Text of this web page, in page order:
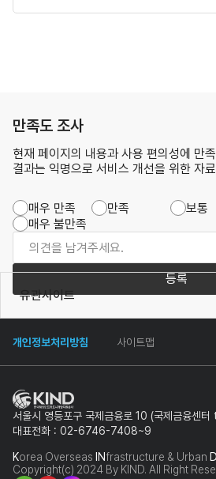
만족도 조사
현재 페이지의 내용과 사용 편의성에 만
결과는 익명으로 서비스 개선을 위한 자
매우 만족 만족 보통
매우 불만족
등록
개인정보처리방침 사이트맵
유관사이트
서울시 영등포구 국제금융로 10 (국제금융센
대표전화 : 02-6746-7408~9
Korea Overseas INfrastructure & Urban D
Copyright(c) 2024 By KIND. All Right